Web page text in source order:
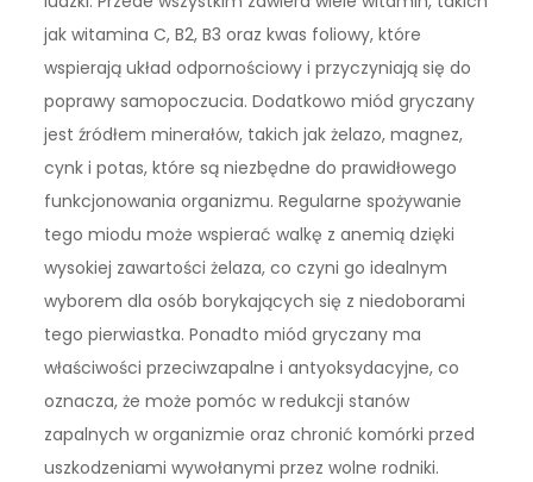
jak witamina C, B2, B3 oraz kwas foliowy, które
wspierają układ odpornościowy i przyczyniają się do
poprawy samopoczucia. Dodatkowo miód gryczany
jest źródłem minerałów, takich jak żelazo, magnez,
cynk i potas, które są niezbędne do prawidłowego
funkcjonowania organizmu. Regularne spożywanie
tego miodu może wspierać walkę z anemią dzięki
wysokiej zawartości żelaza, co czyni go idealnym
wyborem dla osób borykających się z niedoborami
tego pierwiastka. Ponadto miód gryczany ma
właściwości przeciwzapalne i antyoksydacyjne, co
oznacza, że może pomóc w redukcji stanów
zapalnych w organizmie oraz chronić komórki przed
uszkodzeniami wywołanymi przez wolne rodniki.